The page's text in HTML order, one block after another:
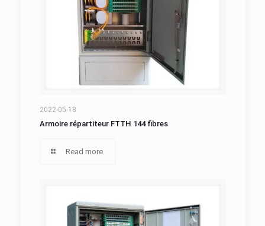
Armoire répartiteur FTTH 144 fibres
2022-05-18
Armoire répartiteur FTTH 144 fibres
Read more